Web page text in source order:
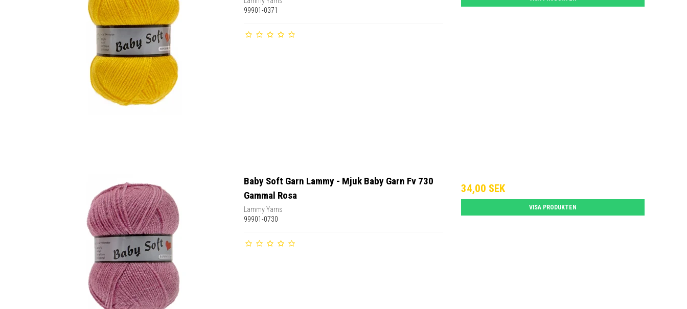
99901-0371
Baby Soft Garn Lammy - Mjuk Baby Garn Fv 730
Gammal Rosa
Lammy Yarns
99901-0730
34,00 SEK
VISA PRODUKTEN